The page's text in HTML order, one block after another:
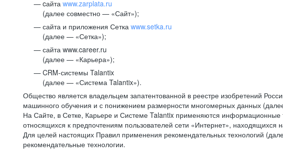
cайта www.zarplata.ru
(далее совместно — «Сайт»);
сайта и приложения Сетка www.setka.ru
(далее — «Сетка»);
сайта www.career.ru
(далее — «Карьера»);
CRM-системы Talantix
(далее — «Система Talantix»).
Общество является владельцем запатентованной в реестре изобретений
машинного обучения и с понижением размерности многомерных данных
На Сайте, в Сетке, Карьере и Системе Talantix применяются информационные
относящихся к предпочтениям пользователей сети «Интернет», находящихся
Для целей настоящих Правил применения рекомендательных технологий
рекомендательные технологии.